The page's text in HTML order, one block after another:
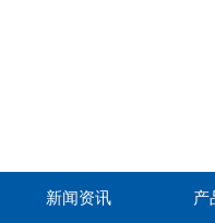
新闻资讯 产